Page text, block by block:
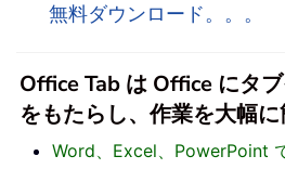
無料ダウンロード。。。
Office Tab は Office にタ
をもたらし、作業を大幅
Word、Excel、PowerPoint